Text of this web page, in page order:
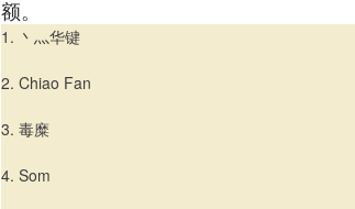
额。
1. 丶灬华键
2. Chiao Fan
3. 毒糜
4. Som